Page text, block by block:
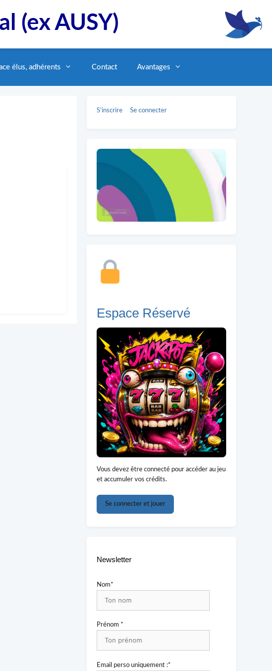
(ex AUSY)
élus, adhérents Contact Avantages
S’inscrire Se connecter
Espace Réservé
Vous devez être connecté pour accéder au jeu
et accumuler vos crédits.
Se connecter et jouer
Newsletter
Nom*
Prénom *
Email perso uniquement :*